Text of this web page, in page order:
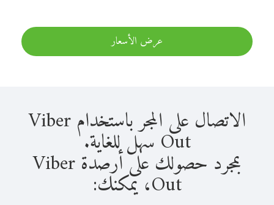
عرض الأسعار
الاتصال على المجر باستخدام Viber
Out سهل للغاية.
بمجرد حصولك على أرصدة Viber
Out، يمكنك: